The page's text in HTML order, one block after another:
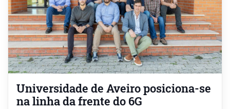
Universidade de Aveiro posiciona-se
na linha da frente do 6G